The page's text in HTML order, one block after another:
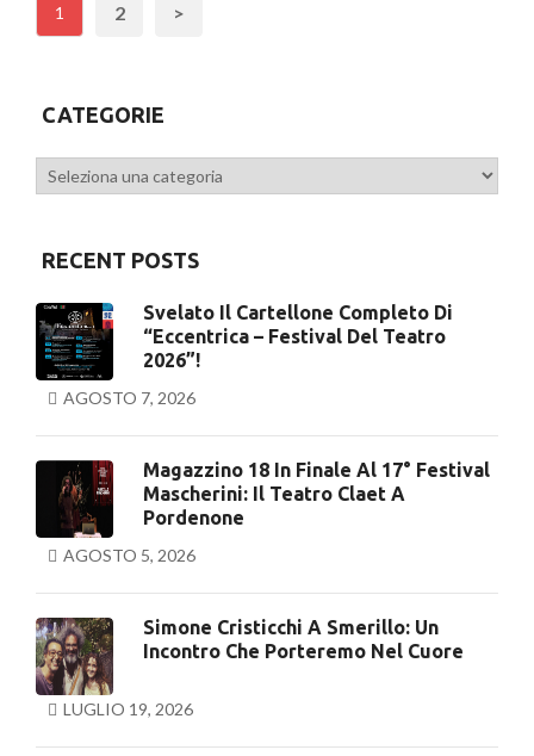
1 2 >
CATEGORIE
Categorie
RECENT POSTS
Svelato Il Cartellone Completo Di
“Eccentrica – Festival Del Teatro
2026”!
AGOSTO 7, 2026
Magazzino 18 In Finale Al 17° Festival
Mascherini: Il Teatro Claet A
Pordenone
AGOSTO 5, 2026
Simone Cristicchi A Smerillo: Un
Incontro Che Porteremo Nel Cuore
LUGLIO 19, 2026